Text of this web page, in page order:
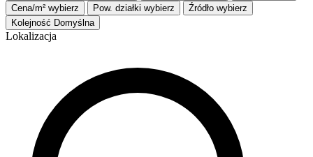
Cena/m² wybierz Pow. działki wybierz Źródło wybierz
Kolejność Domyślna
Lokalizacja